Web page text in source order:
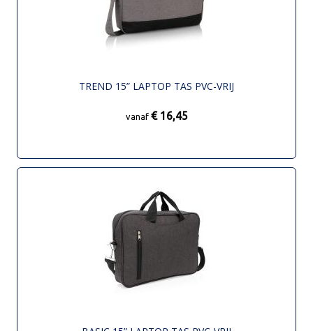
TREND 15” LAPTOP TAS PVC-VRIJ
vanaf € 16,45